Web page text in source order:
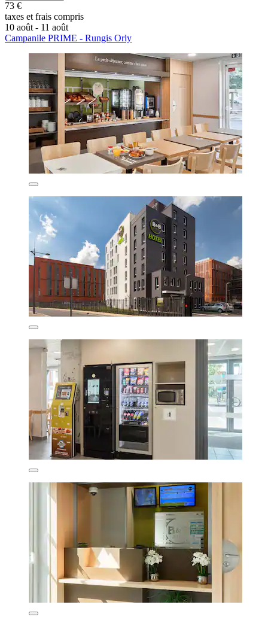
73 €
taxes et frais compris
10 août - 11 août
Campanile PRIME - Rungis Orly